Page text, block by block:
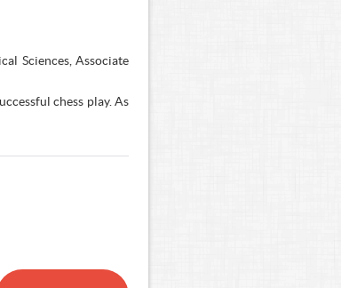
Sciences, Associate
chess play. As